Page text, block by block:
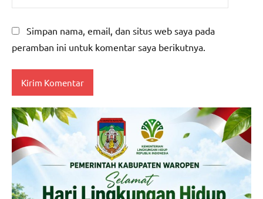
Simpan nama, email, dan situs web saya pada
peramban ini untuk komentar saya berikutnya.